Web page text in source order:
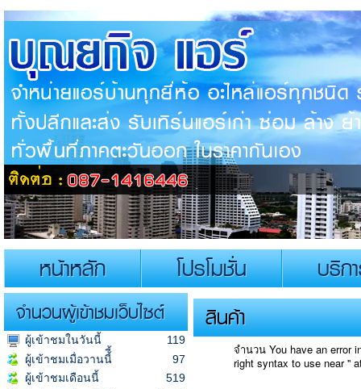
หน้าหลัก โปรโมชั่น บริก
จำนวนผู้เข้าชมเว็บไซต์
ผู้เข้าชมในวันนี้
119
ผู้เข้าชมเมื่อวานนี้ี้
97
ผู้เข้าชมเดือนนี้
519
สินค้า
จำนวน You have an error
right syntax to use near ''